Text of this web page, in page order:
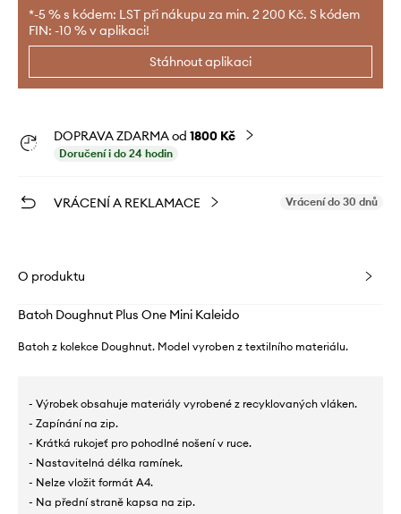
*-5 % s kódem: LST při nákupu za min. 2 200 Kč. S kódem
FIN: -10 % v aplikaci!
Stáhnout aplikaci
DOPRAVA ZDARMA od 1800 Kč
Doručení i do 24 hodin
VRÁCENÍ A REKLAMACE Vrácení do 30 dnů
O produktu
Batoh Doughnut Plus One Mini Kaleido
Batoh z kolekce Doughnut. Model vyroben z textilního materiálu.
- Výrobek obsahuje materiály vyrobené z recyklovaných vláken.
- Zapínání na zip.
- Krátká rukojeť pro pohodlné nošení v ruce.
- Nastavitelná délka ramínek.
- Nelze vložit formát A4.
- Na přední straně kapsa na zip.